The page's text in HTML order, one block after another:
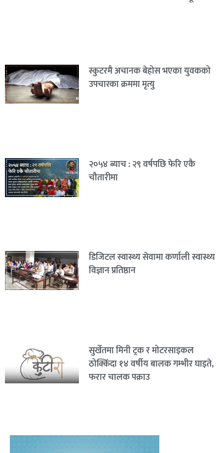
स्कुटरमै अचानक बेहोस भएका युवकको
उपचारका क्रममा मृत्यु
२०५४ ब्याच : २९ वर्षपछि फेरि एकै
चौतारीमा
डिजिटल स्वास्थ्य सेवामा कर्णाली स्वास्थ्य
विज्ञान प्रतिष्ठान
सुर्खेतमा मिनी ट्रक र मोटरसाइकल
ठोक्किँदा १४ वर्षीय बालक गम्भीर घाइते,
फरार चालक पक्राउ